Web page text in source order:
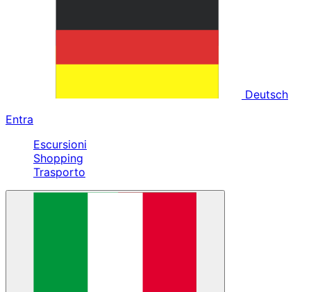
Deutsch
Entra
Escursioni
Shopping
Trasporto